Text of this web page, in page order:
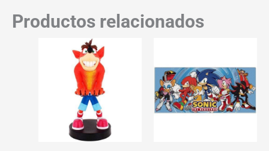
Productos relacionados